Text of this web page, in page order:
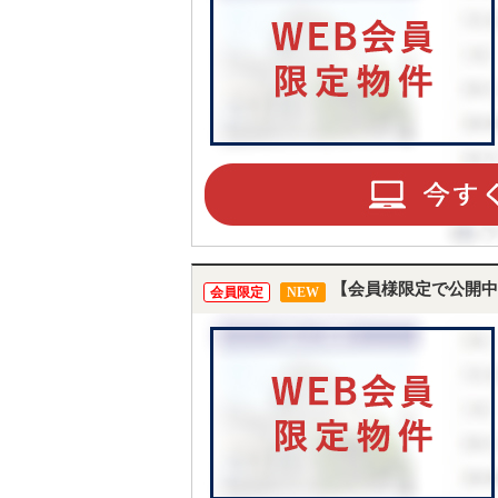
会員限定 NEW 【会員様限定で公開